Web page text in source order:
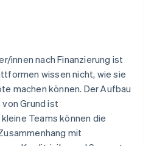
innen nach Finanzierung ist
wissen nicht, wie sie
machen können. Der Aufbau
Grund ist
Teams können die
mit